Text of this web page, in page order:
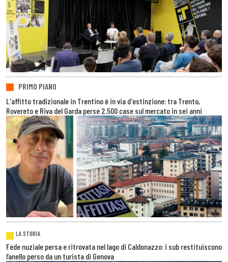
PRIMO PIANO
L'affitto tradizionale in Trentino è in via d'estinzione: tra Trento,
Rovereto e Riva del Garda perse 2.500 case sul mercato in sei anni
LA STORIA
Fede nuziale persa e ritrovata nel lago di Caldonazzo: i sub restituiscono
l’anello perso da un turista di Genova